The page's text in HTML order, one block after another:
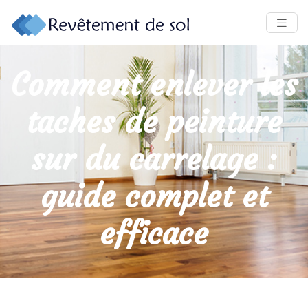
Comment enlever les
taches de peinture
sur du carrelage :
guide complet et
efficace